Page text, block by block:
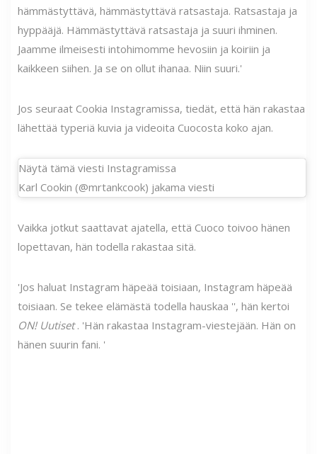
hämmästyttävä, hämmästyttävä ratsastaja. Ratsastaja ja
hyppääjä. Hämmästyttävä ratsastaja ja suuri ihminen.
Jaamme ilmeisesti intohimomme hevosiin ja koiriin ja
kaikkeen siihen. Ja se on ollut ihanaa. Niin suuri.'
Jos seuraat Cookia Instagramissa, tiedät, että hän rakastaa
lähettää typeriä kuvia ja videoita Cuocosta koko ajan.
Näytä tämä viesti Instagramissa
Karl Cookin (@mrtankcook) jakama viesti
Vaikka jotkut saattavat ajatella, että Cuoco toivoo hänen
lopettavan, hän todella rakastaa sitä.
'Jos haluat Instagram häpeää toisiaan, Instagram häpeää
toisiaan. Se tekee elämästä todella hauskaa '', hän kertoi
ON! Uutiset. 'Hän rakastaa Instagram-viestejään. Hän on
hänen suurin fani. '